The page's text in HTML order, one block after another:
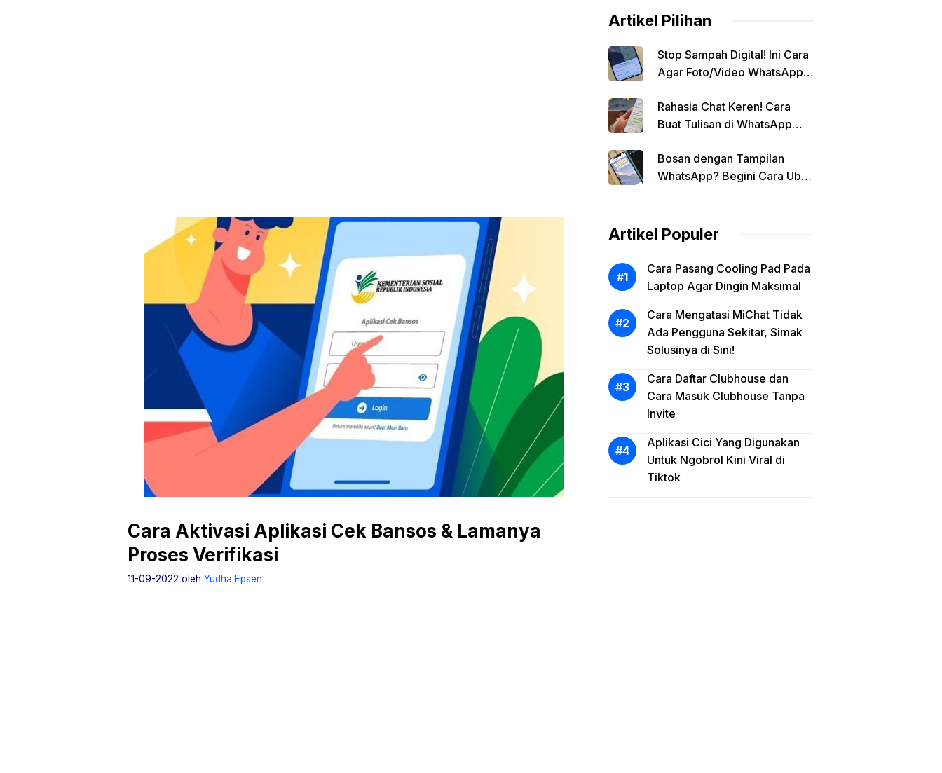
Cara Aktivasi Aplikasi Cek Bansos & Lamanya
Proses Verifikasi
11-09-2022 oleh Yudha Epsen
Artikel Pilihan
Stop Sampah Digital! Ini Cara
Agar Foto/Video WhatsApp
Otomatis
Rahasia Chat Keren! Cara
Buat Tulisan di WhatsApp
Bosan dengan Tampilan
WhatsApp? Begini Cara Ubah
Artikel Populer
Cara Pasang Cooling Pad Pada
Laptop Agar Dingin Maksimal
Cara Mengatasi MiChat Tidak
Ada Pengguna Sekitar, Simak
Solusinya di Sini!
Cara Daftar Clubhouse dan
Cara Masuk Clubhouse Tanpa
Invite
Aplikasi Cici Yang Digunakan
Untuk Ngobrol Kini Viral di
Tiktok